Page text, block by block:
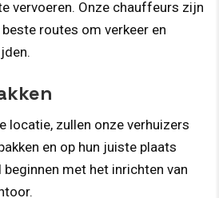
vervoeren. Onze chauffeurs zijn
routes om verkeer en
locatie, zullen onze verhuizers
en op hun juiste plaats
met het inrichten van